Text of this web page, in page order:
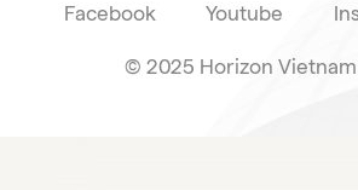
Facebook Youtube
© 2025 Horizon Vietnam